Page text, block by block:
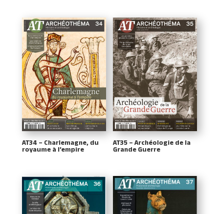
AT34 – Charlemagne, du
royaume à l’empire
AT35 – Archéologie de la
Grande Guerre